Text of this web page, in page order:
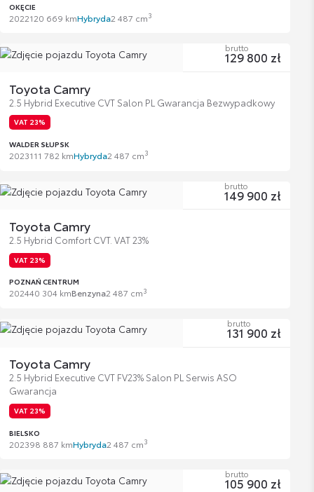
OKĘCIE
2022120 669 kmHybryda2 487 cm3
Toyota Camry
2.5 Hybrid Executive CVT Salon PL Gwarancja Bezwypadkowy
VAT 23%
WALDER SŁUPSK
2023111 782 kmHybryda2 487 cm3
brutto
129 800 zł
Toyota Camry
2.5 Hybrid Comfort CVT. VAT 23%
VAT 23%
POZNAŃ CENTRUM
202440 304 kmBenzyna2 487 cm3
brutto
149 900 zł
Toyota Camry
2.5 Hybrid Executive CVT FV23% Salon PL Serwis ASO
Gwarancja
VAT 23%
BIELSKO
202398 887 kmHybryda2 487 cm3
brutto
131 900 zł
brutto
105 900 zł